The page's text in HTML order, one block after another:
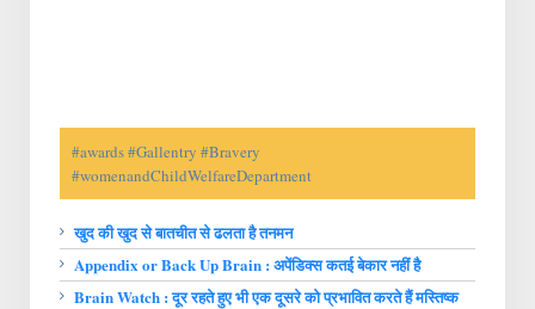
#awards #Gallentry #Bravery
#womenandChildWelfareDepartment
खुद की खुद से बातचीत से ढलता है तनमन
Appendix or Back Up Brain : अपेंडिक्स कतई बेकार नहीं है
Brain Watch : दूर रहते हुए भी एक दूसरे को प्रभावित करते हैं मस्तिष्क